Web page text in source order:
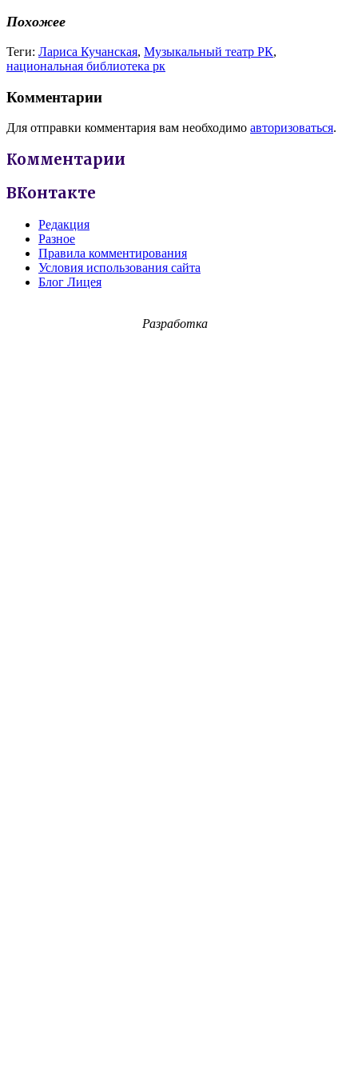
Похожее
Теги: Лариса Кучанская, Музыкальный театр РК,
национальная библиотека рк
Комментарии
Для отправки комментария вам необходимо авторизоваться.
Комментарии
ВКонтакте
Редакция
Разное
Правила комментирования
Условия использования сайта
Блог Лицея
Разработка